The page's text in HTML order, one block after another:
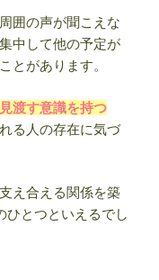
囲の声が聞こえな
中して他の予定が
とがあります。
渡す意識を持つ
る人の存在に気づ
え合える関係を築
ひとつといえるでし